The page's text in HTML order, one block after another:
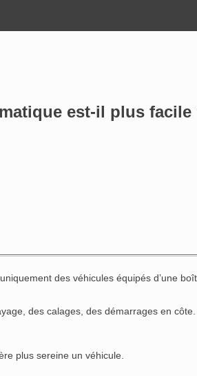
est-il plus facile
des véhicules équipés d’une
des calages, des démarrages en côte.
plus sereine un véhicule.